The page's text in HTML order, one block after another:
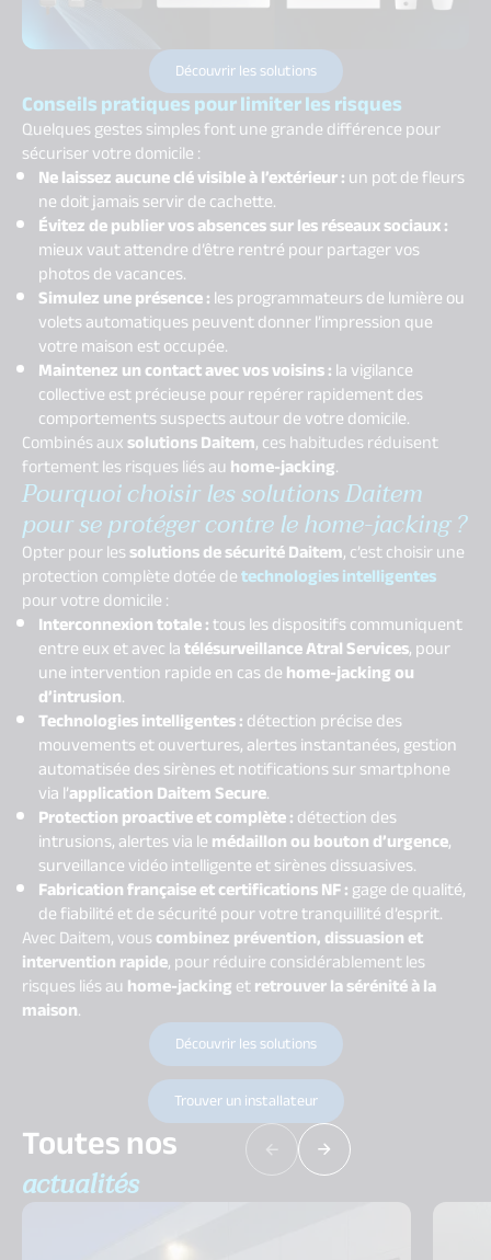
Découvrir les solutions
Conseils pratiques pour limiter les risques
Quelques gestes simples font une grande différence pour
sécuriser votre domicile :
Ne laissez aucune clé visible à l’extérieur :un pot de fleurs
ne doit jamais servir de cachette.
Évitez de publier vos absences sur les réseaux sociaux :
mieux vaut attendre d’être rentré pour partager vos
photos de vacances.
Simulez une présence :les programmateurs de lumière ou
volets automatiques peuvent donner l’impression que
votre maison est occupée.
Maintenez un contact avec vos voisins :la vigilance
collective est précieuse pour repérer rapidement des
comportements suspects autour de votre domicile.
Combinés auxsolutionsDaitem, ces habitudes réduisent
fortement les risques liés au home-jacking.
Pourquoi choisir les solutions Daitem
pour se protéger contre le home-jacking ?
Opter pour lessolutions de sécurité Daitem, c’est choisir une
protection complète dotée detechnologies intelligentes
pour votre domicile :
Interconnexion totale :tous les dispositifs communiquent
entre eux et avec latélésurveillance Atral Services, pour
une intervention rapide en cas dehome-jacking ou
d’intrusion.
Technologies intelligentes :détection précise des
mouvements et ouvertures, alertes instantanées, gestion
automatisée des sirènes et notifications sur smartphone
via l’application Daitem Secure.
Protection proactive et complète :détection des
intrusions, alertes via lemédaillon ou bouton d’urgence,
surveillance vidéo intelligente et sirènes dissuasives.
Fabrication française et certifications NF :gage de qualité,
de fiabilité et de sécurité pour votre tranquillité d’esprit.
Avec Daitem, vouscombinez prévention, dissuasion et
intervention rapide, pour réduire considérablement les
risques liés au home-jackingetretrouver la sérénité à la
maison.
Découvrir les solutions
Trouver un installateur
Toutes nos
actualités